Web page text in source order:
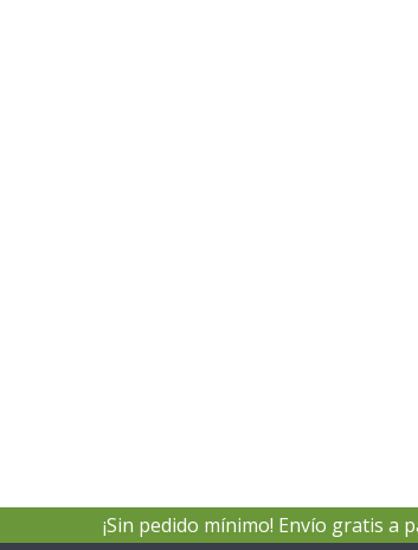
¡Sin pedido mínimo! Envío gratis a